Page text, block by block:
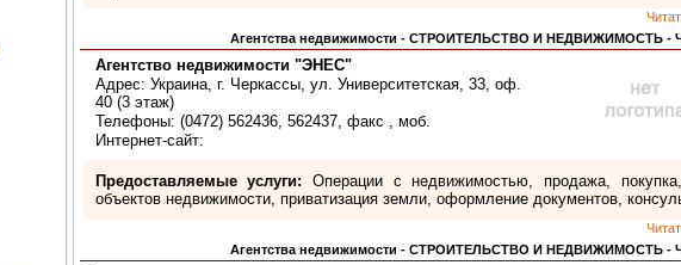
Агентства недвижимости - СТРОИТЕЛЬСТВО И НЕДВИЖИМОСТЬ -
Агентство недвижимости "ЭНЕС"
Адрес: Украина, г. Черкассы, ул. Университетская, 33, оф.
40 (3 этаж)
Телефоны: (0472) 562436, 562437, факс , моб.
Интернет-сайт:
Предоставляемые услуги: Операции с недвижимостью, продажа,
объектов недвижимости, приватизация земли, оформление документов,
Агентства недвижимости - СТРОИТЕЛЬСТВО И НЕДВИЖИМОСТЬ -